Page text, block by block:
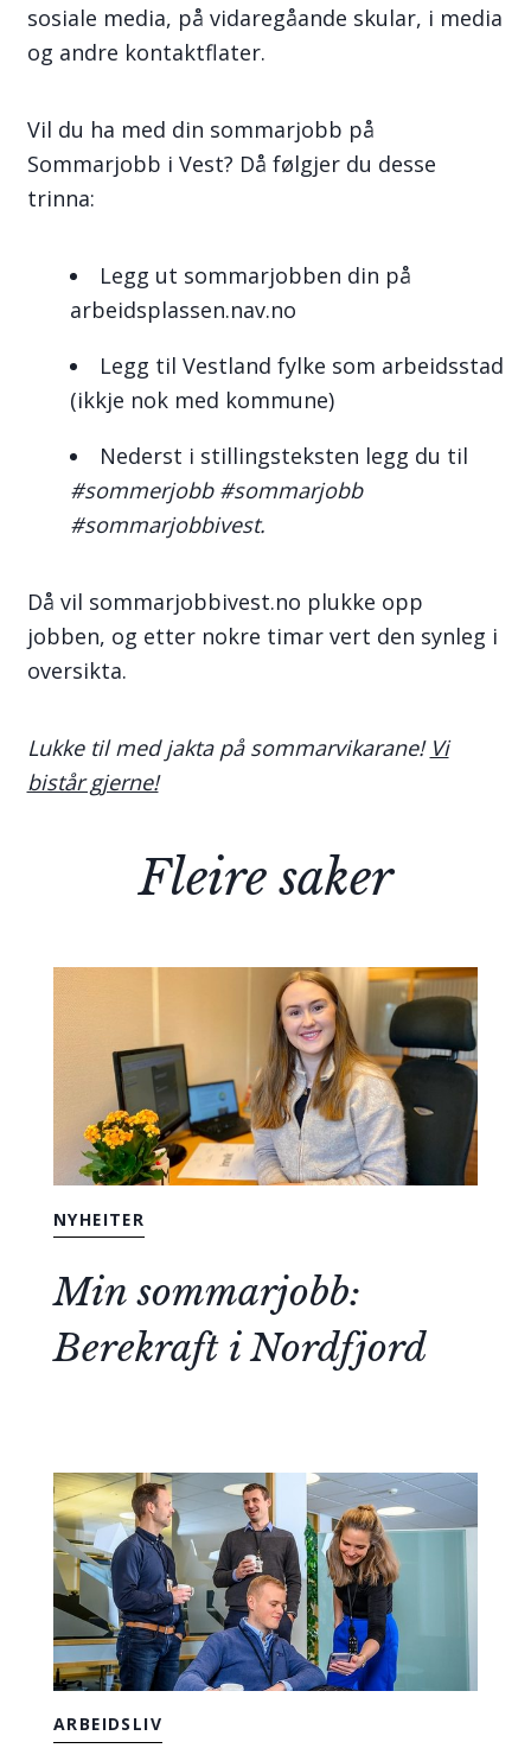
sosiale media, på vidaregåande skular, i media
og andre kontaktflater.
Vil du ha med din sommarjobb på
Sommarjobb i Vest? Då følgjer du desse
trinna:
Legg ut sommarjobben din på
arbeidsplassen.nav.no
Legg til Vestland fylke som arbeidsstad
(ikkje nok med kommune)
Nederst i stillingsteksten legg du til
#sommerjobb #sommarjobb
#sommarjobbivest.
Då vil sommarjobbivest.no plukke opp
jobben, og etter nokre timar vert den synleg i
oversikta.
Lukke til med jakta på sommarvikarane! Vi
bistår gjerne!
Fleire saker
NYHEITER
Min sommarjobb:
Berekraft i Nordfjord
ARBEIDSLIV